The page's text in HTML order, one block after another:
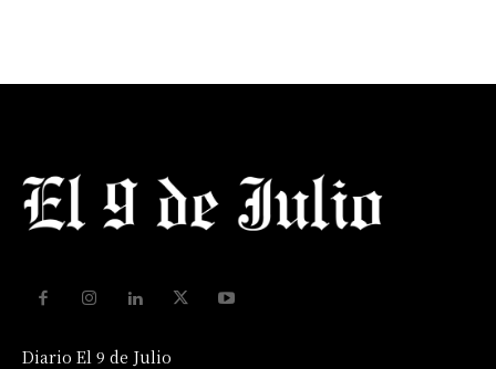
Diario El 9 de Julio